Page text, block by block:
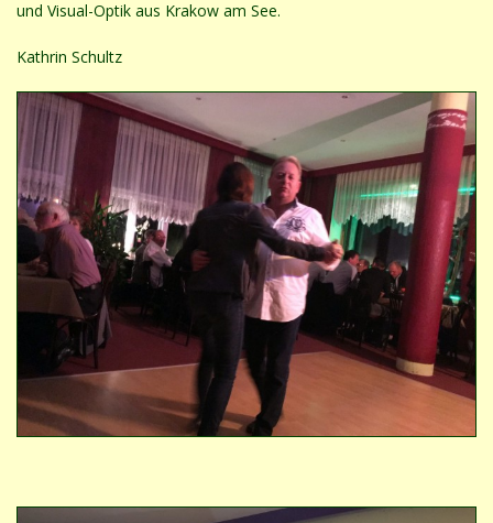
und Visual-Optik aus Krakow am See.
Kathrin Schultz